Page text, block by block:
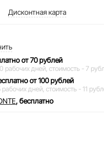
Дисконтная карта
от 70 рублей
рабочих дней, стоимость - 7
от 100 рублей
дней, стоимость - 11
, бесплатно